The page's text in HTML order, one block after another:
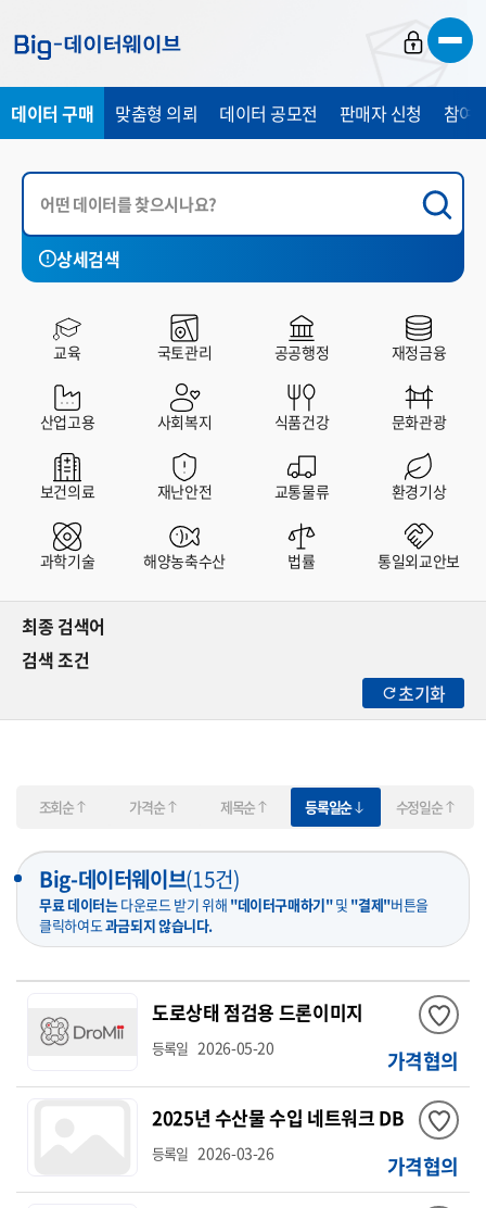
가
가
가
데이터 구매 맞춤형 의뢰 데이터 공모전 판매자 신청 참여
상세검색
국토관리 공공행정 사회복지
전체 유료 무료
교육 국토관리 공공행정 재정금융
산업고용 사회복지 식품건강 문화관광
보건의료 재난안전 교통물류 환경기상
과학기술 해양농축수산 법률 통일외교안보
최종 검색어
검색 조건
초기화
조회순 가격순 제목순 등록일순 수정일순
Big-데이터웨이브(15건)
무료 데이터는다운로드 받기 위해 "데이터구매하기"및 "결제"버튼을
클릭하여도과금되지 않습니다.
도로상태 점검용 드론이미지
등록일 2026-05-20 가격협의
2025년 수산물 수입 네트워크 DB
등록일 2026-03-26 가격협의